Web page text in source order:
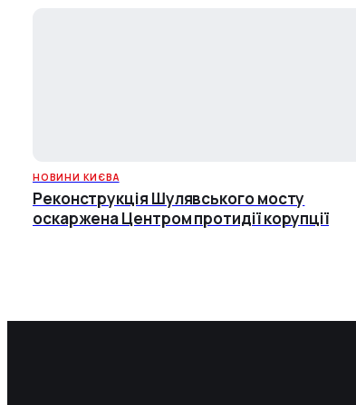
НОВИНИ КИЄВА
Реконструкція Шулявського мосту
оскаржена Центром протидії корупції